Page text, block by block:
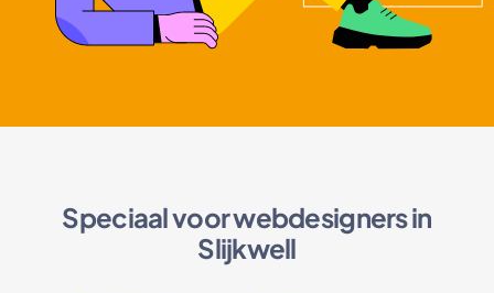
Speciaal voor webdesigners in
Slijkwell